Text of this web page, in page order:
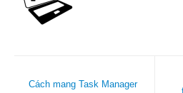
Cách mang Task Manager